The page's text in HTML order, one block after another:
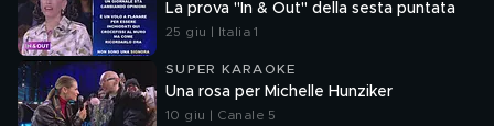
La prova "In & Out" della sesta puntata
25 giu | Italia 1
SUPER KARAOKE
Una rosa per Michelle Hunziker
10 giu | Canale 5